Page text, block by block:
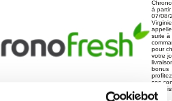
à
07/08/
suite à
pour
votre
bonus
ses
de
et de